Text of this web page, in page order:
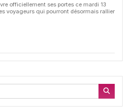
officiellement ses portes ce mardi 13
voyageurs qui pourront désormais rallier